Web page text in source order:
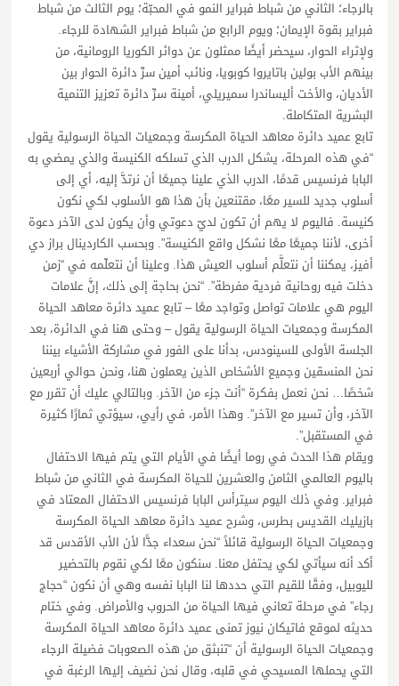
بالرجاء؛ الثاني من شباط فبراير النمو في المحبّة؛ يوم الثالث من شباط
فبراير بقوة الإيمان؛ ويوم الرابع من شباط فبراير الشهادة للرجاء.
ولإثراء الحوار، سيحضر أيضًا ممثلون عن دوائر الكوريا الرومانية، من
بينهم الأب بولين باتايروا كوبويا، ونائب أمين سرِّ دائرة الحوار بين
الأديان، والأخت أليساندرا سميريلي، أمينة سرِّ دائرة تعزيز التنمية
البشرية المتكاملة.
تابع عميد دائرة معاهد الحياة المكرسة وجمعيات الحياة الرسولية يقول
“في هذه المرحلة، يشكل الدرب الذي تسلكه الكنيسة والذي يمضي به
البابا فرنسيس قدمًا، الدرب الذي علينا جميعًا أن نرتدَّ إليه، أي إلى
أسلوب جديد للسير معًا، مقتنعين بأن هذا هو الأسلوب لكي نكون
كنيسة. فاليوم لا يهم أن تكون لديّ دعوتي وأن يكون لدى الآخر دعوة
أخرى، لأننا جميعًا معًا نشكل واقع الكنيسة”. وبحسب الكاردينال براز دي
أفيز، يمكننا أن نتعلَّم أسلوب العيش هذا. وعلينا أن نتعلّمه في “زمن
دخلت فيه روحانية فردية مفرطة”. “نحن بحاجة إلى ذلك، إنَّ علامات
اليوم هي علامات تواصل وتواجد معًا – تابع عميد دائرة معاهد الحياة
المكرسة وجمعيات الحياة الرسولية يقول – وحتى هنا في الدائرة، بعد
الجلسة الأولى للسينودس، بدأنا على الفور في مشاركة الأشياء بيننا
نحن المنسقين وجميع الأشخاص الذين يعملون هنا، ونحن حوالي أربعين
شخصًا… نحن نعمل بفكرة “أنت جزء من الآخر. وبالتالي عليك أن تقرر مع
الآخر، وأن تسير مع الآخر”. وهذا الأمر، في رأيي، سيؤتي ثمارًا كثيرة
في المستقبل”.
ويقام هذا الحدث في روما أيضًا في الأيام التي يتم فيها الاحتفال
باليوم العالمي الثامن والعشرين للحياة المكرسة في الثاني من شباط
فبراير. وفي ذلك اليوم سيترأس البابا فرنسيس الاحتفال المعتاد في
بازيليك القديس بطرس، وشرح عميد دائرة معاهد الحياة المكرسة
وجمعيات الحياة الرسولية قائلاً “نحن سعداء جدًّا لأن الأب الأقدس قد
أكد أنه سيأتي لكي يحتفل معنا. سنكون معًا لكي نقوم بالتحضير
لليوبيل، وفقًا للقيم التي حددها لنا البابا نفسه وهي أن نكون “حجاج
رجاء” في مرحلة تعاني فيها الحياة من الحروب والأمراض. وفي ختام
حديثه لموقع فاتيكان نيوز تمنى عميد دائرة معاهد الحياة المكرسة
وجمعيات الحياة الرسولية أن “تنبثق من هذه الصعوبات فضيلة الرجاء
التي يحملها المسيحي في قلبه، وقال نحن نضيف إليها الرغبة في